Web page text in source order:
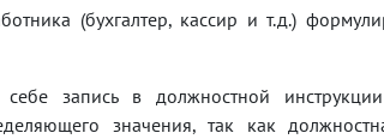
(бухгалтер, кассир и т.д.)
запись в должностной
значения, так как